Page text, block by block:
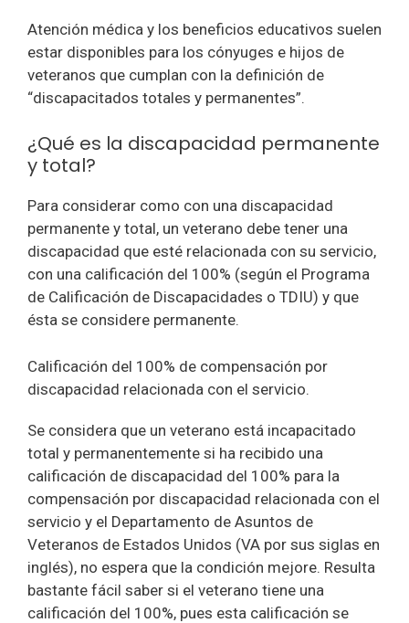
Atención médica y los beneficios educativos suelen
estar disponibles para los cónyuges e hijos de
veteranos que cumplan con la definición de
“discapacitados totales y permanentes”.
¿Qué es la discapacidad permanente
y total?
Para considerar como con una discapacidad
permanente y total, un veterano debe tener una
discapacidad que esté relacionada con su servicio,
con una calificación del 100% (según el Programa
de Calificación de Discapacidades o TDIU) y que
ésta se considere permanente.
Calificación del 100% de compensación por
discapacidad relacionada con el servicio.
Se considera que un veterano está incapacitado
total y permanentemente si ha recibido una
calificación de discapacidad del 100% para la
compensación por discapacidad relacionada con el
servicio y el Departamento de Asuntos de
Veteranos de Estados Unidos (VA por sus siglas en
inglés), no espera que la condición mejore. Resulta
bastante fácil saber si el veterano tiene una
calificación del 100%, pues esta calificación se